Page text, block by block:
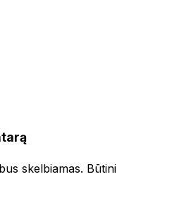
skelbiamas. Būtini